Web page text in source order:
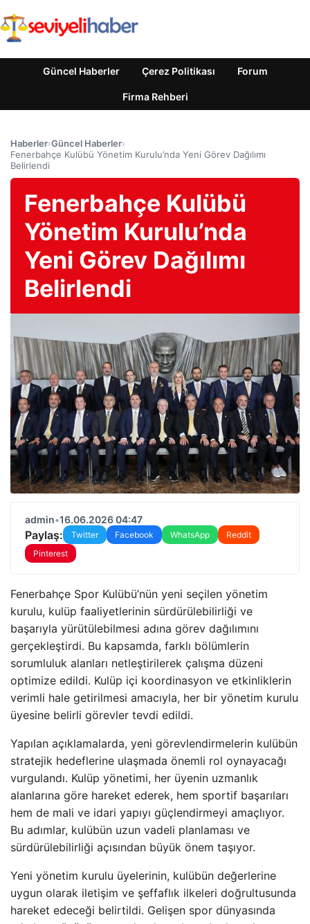
Güncel Haberler Çerez Politikası Forum
Firma Rehberi
Haberler›Güncel Haberler›
Fenerbahçe Kulübü Yönetim Kurulu’nda Yeni Görev Dağılımı
Belirlendi
Fenerbahçe Kulübü
Yönetim Kurulu’nda
Yeni Görev Dağılımı
Belirlendi
admin•16.06.2026 04:47
Paylaş: Twitter Facebook WhatsApp
Reddit
Pinterest
Fenerbahçe Spor Kulübü’nün yeni seçilen yönetim
kurulu, kulüp faaliyetlerinin sürdürülebilirliği ve
başarıyla yürütülebilmesi adına görev dağılımını
gerçekleştirdi. Bu kapsamda, farklı bölümlerin
sorumluluk alanları netleştirilerek çalışma düzeni
optimize edildi. Kulüp içi koordinasyon ve etkinliklerin
verimli hale getirilmesi amacıyla, her bir yönetim kurulu
üyesine belirli görevler tevdi edildi.
Yapılan açıklamalarda, yeni görevlendirmelerin kulübün
stratejik hedeflerine ulaşmada önemli rol oynayacağı
vurgulandı. Kulüp yönetimi, her üyenin uzmanlık
alanlarına göre hareket ederek, hem sportif başarıları
hem de mali ve idari yapıyı güçlendirmeyi amaçlıyor.
Bu adımlar, kulübün uzun vadeli planlaması ve
sürdürülebilirliği açısından büyük önem taşıyor.
Yeni yönetim kurulu üyelerinin, kulübün değerlerine
uygun olarak iletişim ve şeffaflık ilkeleri doğrultusunda
hareket edeceği belirtildi. Gelişen spor dünyasında